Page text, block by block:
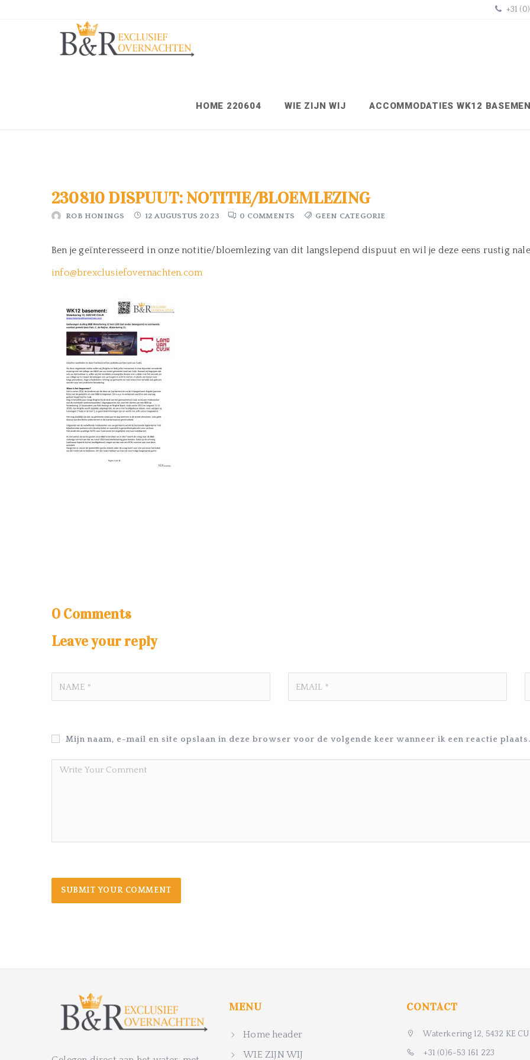
+31
HOME 220604 WIE ZIJN WIJ ACCOMMODATIES WK12
230810 DISPUUT: NOTITIE/BLOEMLEZING
ROB HONINGS 12 AUGUSTUS 2023 0 COMMENTS GEEN CATEGORIE
Ben je geïnteresseerd in onze notitie/bloemlezing van dit langslepend dispuut en wil je deze eens rustig
info@brexclusiefovernachten.com
0 Comments
Leave your reply
Mijn naam, e-mail en site opslaan in deze browser voor de volgende keer wanneer ik een reactie
MENU
Home header
WIE ZIJN WIJ
CONTACT
Waterkering 12, 5432 KE
+31 (0)6-53 161 223